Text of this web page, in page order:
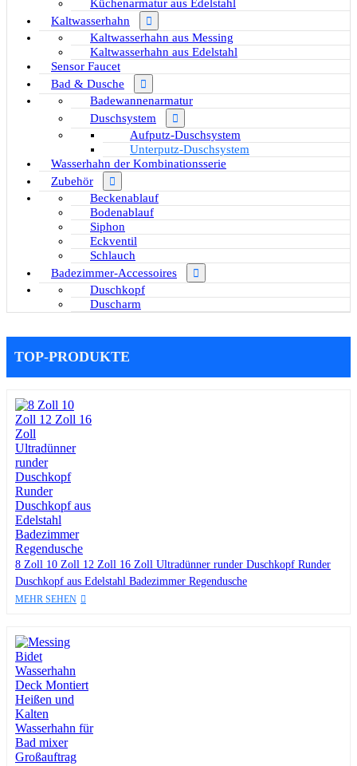
Küchenarmatur aus Edelstahl
Kaltwasserhahn
Kaltwasserhahn aus Messing
Kaltwasserhahn aus Edelstahl
Sensor Faucet
Bad & Dusche
Badewannenarmatur
Duschsystem
Aufputz-Duschsystem
Unterputz-Duschsystem
Wasserhahn der Kombinationsserie
Zubehör
Beckenablauf
Bodenablauf
Siphon
Eckventil
Schlauch
Badezimmer-Accessoires
Duschkopf
Duscharm
TOP-PRODUKTE
8 Zoll 10 Zoll 12 Zoll 16 Zoll Ultradünner runder Duschkopf Runder
Duschkopf aus Edelstahl Badezimmer Regendusche
MEHR SEHEN